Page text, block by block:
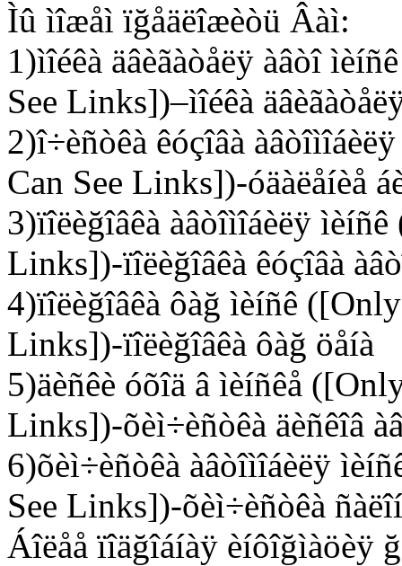
Ìû ìîæåì ïğåäëîæèòü Âàì:
1)ìîéêà äâèãàòåëÿ àâòî
See Links])–ìîéêà
2)î÷èñòêà êóçîâà
Can See Links])-óäàëåíèå
3)ïîëèğîâêà àâòîìîáèëÿ
Links])-ïîëèğîâêà êóçîâà
4)ïîëèğîâêà ôàğ ìèíñê
Links])-ïîëèğîâêà ôàğ öåíà
5)äèñêè óõîä â ìèíñêå
Links])-õèì÷èñòêà äèñêîâ
6)õèì÷èñòêà àâòîìîáèëÿ
See Links])-õèì÷èñòêà
Áîëåå ïîäğîáíàÿ èíôîğìàöèÿ